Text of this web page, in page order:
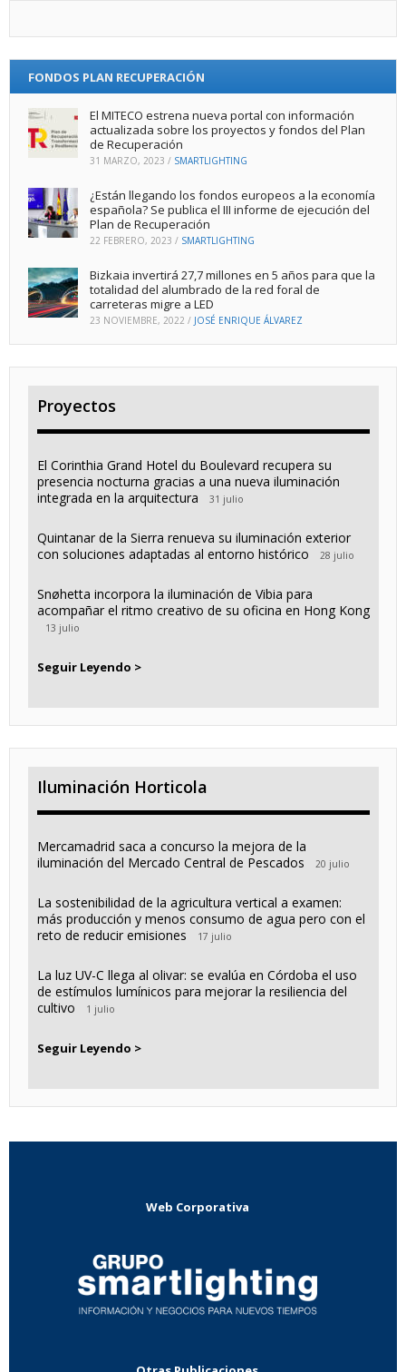
FONDOS PLAN RECUPERACIÓN
El MITECO estrena nueva portal con información
actualizada sobre los proyectos y fondos del Plan
de Recuperación
31 MARZO, 2023 / SMARTLIGHTING
¿Están llegando los fondos europeos a la economía
española? Se publica el III informe de ejecución del
Plan de Recuperación
22 FEBRERO, 2023 / SMARTLIGHTING
Bizkaia invertirá 27,7 millones en 5 años para que la
totalidad del alumbrado de la red foral de
carreteras migre a LED
23 NOVIEMBRE, 2022 / JOSÉ ENRIQUE ÁLVAREZ
Proyectos
El Corinthia Grand Hotel du Boulevard recupera su
presencia nocturna gracias a una nueva iluminación
integrada en la arquitectura
31 julio
Quintanar de la Sierra renueva su iluminación exterior
con soluciones adaptadas al entorno histórico
28 julio
Snøhetta incorpora la iluminación de Vibia para
acompañar el ritmo creativo de su oficina en Hong Kong
13 julio
Seguir Leyendo >
Iluminación Horticola
Mercamadrid saca a concurso la mejora de la
iluminación del Mercado Central de Pescados
20 julio
La sostenibilidad de la agricultura vertical a examen:
más producción y menos consumo de agua pero con el
reto de reducir emisiones
17 julio
La luz UV-C llega al olivar: se evalúa en Córdoba el uso
de estímulos lumínicos para mejorar la resiliencia del
cultivo
1 julio
Seguir Leyendo >
Web Corporativa